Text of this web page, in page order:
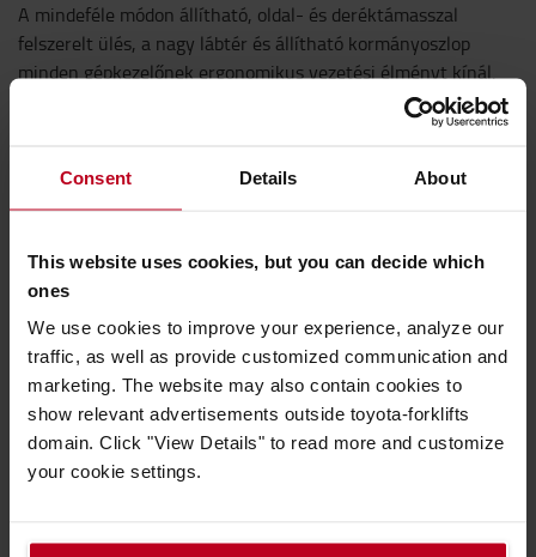
Consent Details About
This website uses cookies, but you can decide which
ones
We use cookies to improve your experience, analyze our
traffic, as well as provide customized communication and
marketing. The website may also contain cookies to
show relevant advertisements outside toyota-forklifts
domain. Click "View Details" to read more and customize
your cookie settings.
A mindeféle módon állítható, oldal- és deréktámasszal
felszerelt ülés, a nagy lábtér és állítható kormányoszlop
minden gépkezelőnek ergonomikus vezetési élményt kínál.